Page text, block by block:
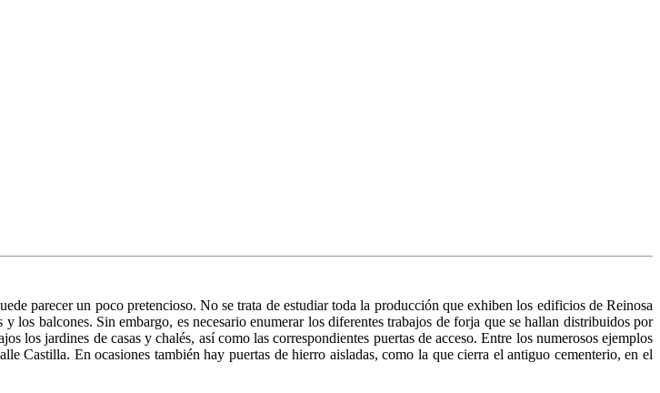
pare­cer un poco pretencioso. No se trata de estudiar toda la producción que exhiben los edificios de Reinosa
los balcones. Sin embargo, es necesario enu­merar los diferentes trabajos de forja que se hallan distribuidos por
los jardines de casas y cha­lés, así como las correspondientes puertas de acceso. Entre los nu­merosos ejemplos
Castilla. En ocasiones también hay puertas de hierro aisladas, como la que cie­rra el antiguo cementerio, en el